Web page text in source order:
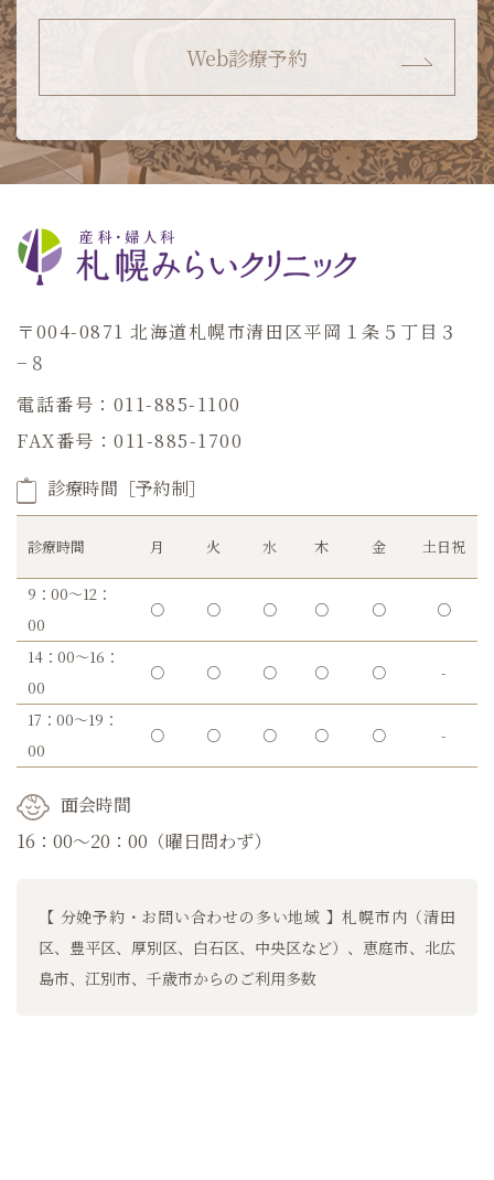
Web診療予約
〒004-0871 北海道札幌市清田区平岡１条５丁目３
−８
電話番号：011-885-1100
FAX番号：011-885-1700
診療時間［予約制］
診療時間 月 火 水 木 金 土日祝
9：00～12：
00
○ ○ ○ ○ ○ ○
14：00～16：
00
○ ○ ○ ○ ○ -
17：00～19：
00
○ ○ ○ ○ ○ -
面会時間
16：00～20：00（曜日問わず）
【 分娩予約・お問い合わせの多い地域 】札幌市内（清田
区、豊平区、厚別区、白石区、中央区など）、恵庭市、北広
島市、江別市、千歳市からのご利用多数